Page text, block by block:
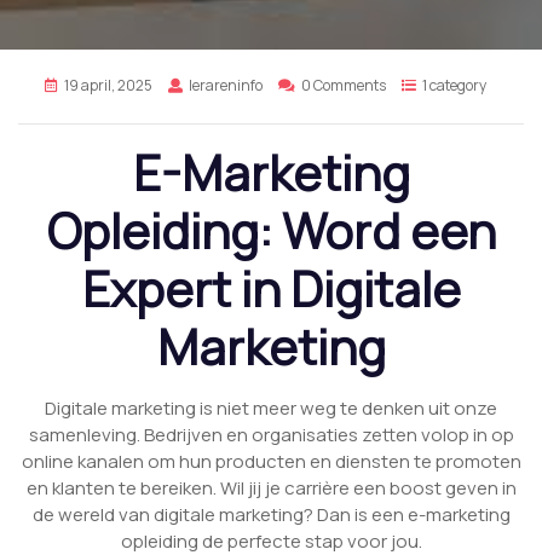
19 april, 2025 lerareninfo 0 Comments 1 category
E-Marketing
Opleiding: Word een
Expert in Digitale
Marketing
Digitale marketing is niet meer weg te denken uit onze
samenleving. Bedrijven en organisaties zetten volop in op
online kanalen om hun producten en diensten te promoten
en klanten te bereiken. Wil jij je carrière een boost geven in
de wereld van digitale marketing? Dan is een e-marketing
opleiding de perfecte stap voor jou.